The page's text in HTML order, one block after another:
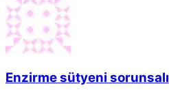
Enzirme sütyeni sorunsalı